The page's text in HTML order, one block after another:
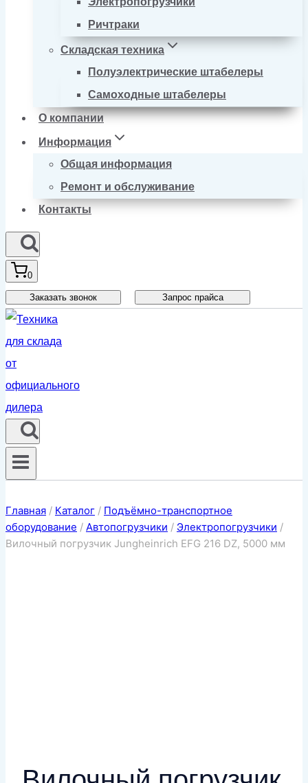
Ричтраки
Складская техника
Полуэлектрические штабелеры
Самоходные штабелеры
О компании
Информация
Общая информация
Ремонт и обслуживание
Контакты
0
Заказать звонок Запрос прайса
Главная / Каталог / Подъёмно-транспортное
оборудование / Автопогрузчики / Электропогрузчики /
Вилочный погрузчик Jungheinrich EFG 216 DZ, 5000 мм